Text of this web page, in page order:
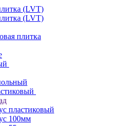
(LVT)
(LVT)
плитка
пластиковый
100мм